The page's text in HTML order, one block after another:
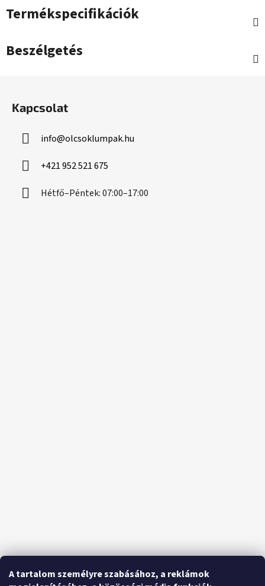
A tartalom személyre szabásához, a reklámok
Termékspecifikációk
Beszélgetés
Kapcsolat
info@olcsoklumpak.hu
+421 952 521 675
Hétfő–Péntek: 07:00–17:00